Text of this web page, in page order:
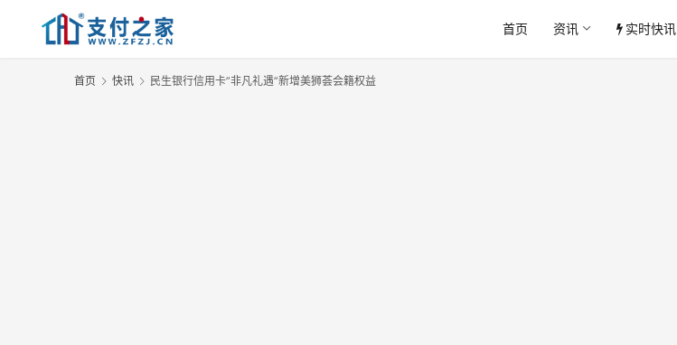
首页 资讯 实时快讯
首页 快讯 民生银行信用卡”非凡礼遇”新增美狮荟会籍权益